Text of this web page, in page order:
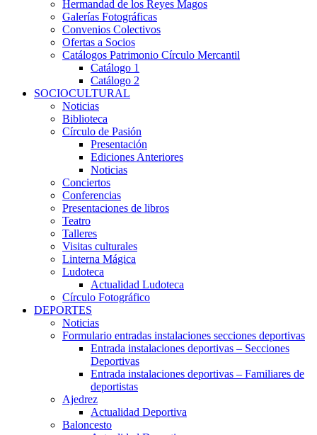
Hermandad de los Reyes Magos
Galerías Fotográficas
Convenios Colectivos
Ofertas a Socios
Catálogos Patrimonio Círculo Mercantil
Catálogo 1
Catálogo 2
SOCIOCULTURAL
Noticias
Biblioteca
Círculo de Pasión
Presentación
Ediciones Anteriores
Noticias
Conciertos
Conferencias
Presentaciones de libros
Teatro
Talleres
Visitas culturales
Linterna Mágica
Ludoteca
Actualidad Ludoteca
Círculo Fotográfico
DEPORTES
Noticias
Formulario entradas instalaciones secciones deportivas
Entrada instalaciones deportivas – Secciones
Deportivas
Entrada instalaciones deportivas – Familiares de
deportistas
Ajedrez
Actualidad Deportiva
Baloncesto